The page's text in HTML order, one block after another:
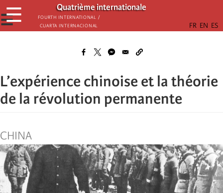
Passar
para
o
Quatrième internationale
Fourth International /
Cuarta Internacional
☰
☰
L’expérience chinoise et la théorie
de la révolution permanente
CHINA